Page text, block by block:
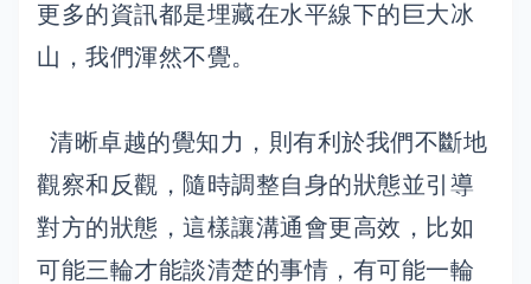
更多的資訊都是埋藏在水平線下的巨大冰
山，我們渾然不覺。
清晰卓越的覺知力，則有利於我們不斷地
觀察和反觀，隨時調整自身的狀態並引導
對方的狀態，這樣讓溝通會更高效，比如
可能三輪才能談清楚的事情，有可能一輪